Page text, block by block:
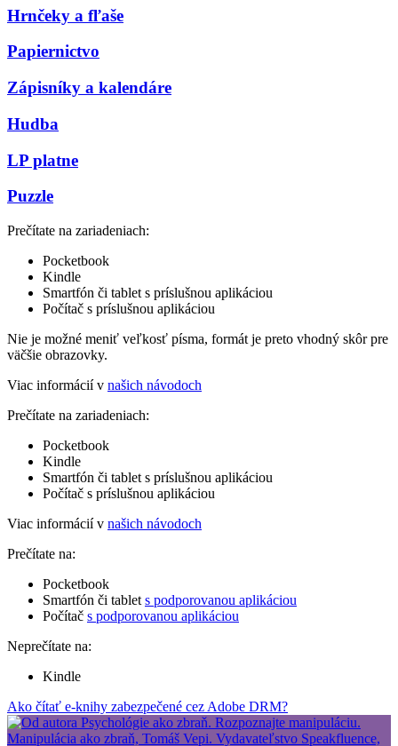
Hrnčeky a fľaše
Papiernictvo
Zápisníky a kalendáre
Hudba
LP platne
Puzzle
Prečítate na zariadeniach:
Pocketbook
Kindle
Smartfón či tablet s príslušnou aplikáciou
Počítač s príslušnou aplikáciou
Nie je možné meniť veľkosť písma, formát je preto vhodný skôr pre
väčšie obrazovky.
Viac informácií v našich návodoch
Prečítate na zariadeniach:
Pocketbook
Kindle
Smartfón či tablet s príslušnou aplikáciou
Počítač s príslušnou aplikáciou
Viac informácií v našich návodoch
Prečítate na:
Pocketbook
Smartfón či tablet s podporovanou aplikáciou
Počítač s podporovanou aplikáciou
Neprečítate na:
Kindle
Ako čítať e-knihy zabezpečené cez Adobe DRM?